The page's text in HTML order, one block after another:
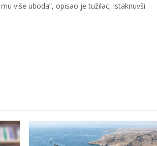
više uboda”, opisao je tužilac, istaknuvši